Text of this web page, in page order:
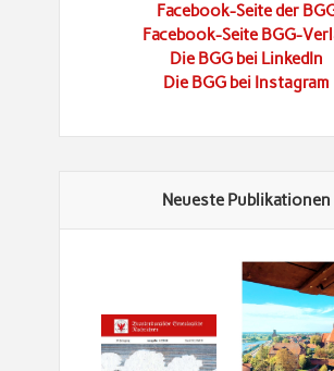
Facebook-Seite der
Facebook-Seite BGG-
Die BGG bei LinkedIn
Die BGG bei Instagram
Neueste Publikationen